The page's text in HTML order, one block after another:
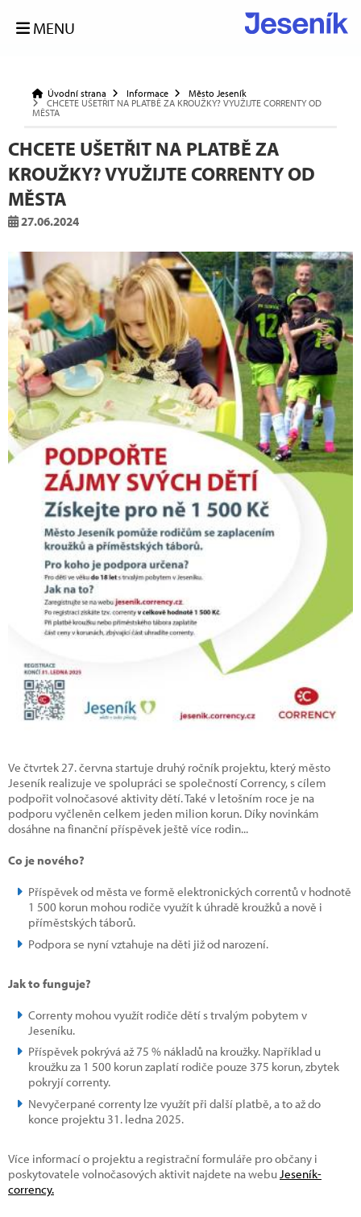
MENU
Úvodní strana Informace
Město Jeseník
CHCETE UŠETŘIT NA PLATBĚ ZA KROUŽKY? VYUŽIJTE CORRENTY OD
MĚSTA
CHCETE UŠETŘIT NA PLATBĚ ZA
KROUŽKY? VYUŽIJTE CORRENTY OD
MĚSTA
27.06.2024
Ve čtvrtek 27. června startuje druhý ročník projektu, který město
Jeseník realizuje ve spolupráci se společností Corrency, s cílem
podpořit volnočasové aktivity dětí. Také v letošním roce je na
podporu vyčleněn celkem jeden milion korun. Díky novinkám
dosáhne na finanční příspěvek ještě více rodin...
Co je nového?
Příspěvek od města ve formě elektronických correntů v hodnotě
1 500 korun mohou rodiče využít k úhradě kroužků a nově i
příměstských táborů.
Podpora se nyní vztahuje na děti již od narození.
Jak to funguje?
Correnty mohou využít rodiče dětí s trvalým pobytem v
Jeseníku.
Příspěvek pokrývá až 75 % nákladů na kroužky. Například u
kroužku za 1 500 korun zaplatí rodiče pouze 375 korun, zbytek
pokryjí correnty.
Nevyčerpané correnty lze využít při další platbě, a to až do
konce projektu 31. ledna 2025.
Více informací o projektu a registrační formuláře pro občany i
poskytovatele volnočasových aktivit najdete na webuJeseník-
corrency.